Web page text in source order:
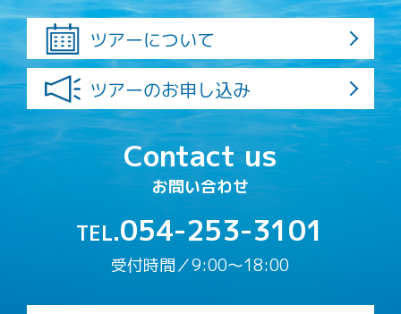
ツアーについて
ツアーのお申し込み
Contact us
お問い合わせ
TEL.054-253-3101
受付時間／9:00〜18:00